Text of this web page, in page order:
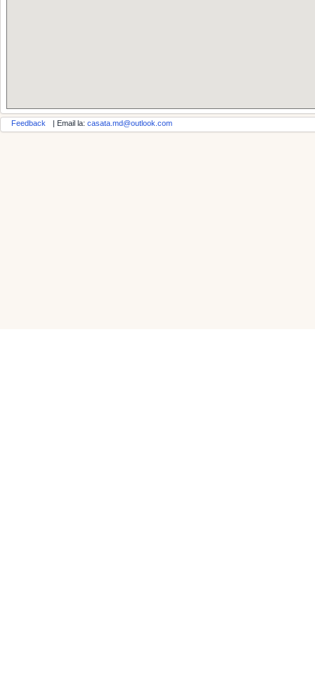
Feedback | Email la: casata.md@outlook.com